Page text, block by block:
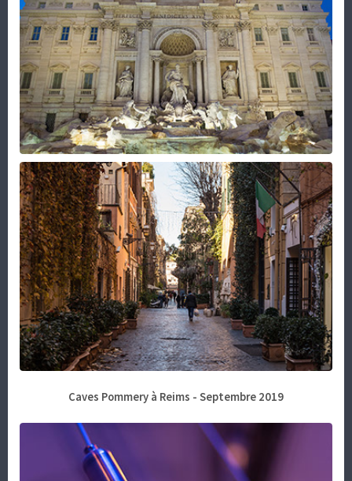
Caves Pommery à Reims - Septembre 2019